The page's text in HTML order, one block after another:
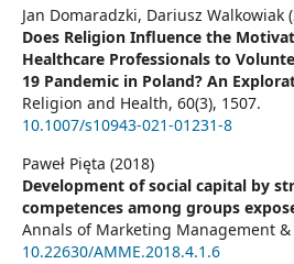
Jan Domaradzki, Dariusz Walkowiak
Does Religion Influence the
Healthcare Professionals to
19 Pandemic in Poland? An
Religion and Health, 60(3), 1507.
10.1007/s10943-021-01231-8
Paweł Pięta (2018)
Development of social capital by
competences among groups
Annals of Marketing Management &
10.22630/AMME.2018.4.1.6